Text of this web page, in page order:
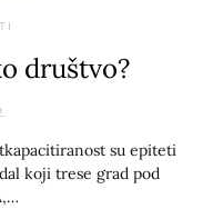
društvo?
su epiteti
koji trese grad pod